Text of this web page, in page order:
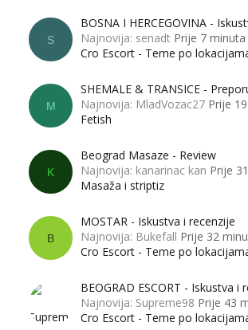
S
BOSNA I HERCEGOVINA -
Najnovija: senadt Prije 7 minuta
Cro Escort - Teme po
M
SHEMALE & TRANSICE -
Najnovija: MladVozac27 Prije
Fetish
K
Beograd Masaze - Review
Najnovija: kanarinac kan Prije
Masaža i striptiz
B
MOSTAR - Iskustva i recenzije
Najnovija: Bukefall Prije 32
Cro Escort - Teme po
BEOGRAD ESCORT - Iskustva i
Najnovija: Supreme98 Prije 43
Cro Escort - Teme po